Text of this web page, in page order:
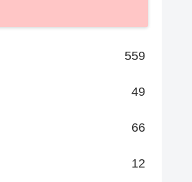
559
49
66
12